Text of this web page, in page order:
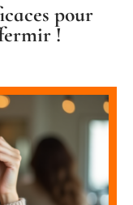
pour
!